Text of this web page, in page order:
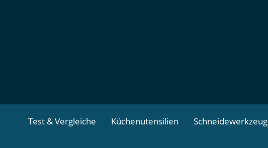
Test & Vergleiche Küchenutensilien Schneidewerkzeug